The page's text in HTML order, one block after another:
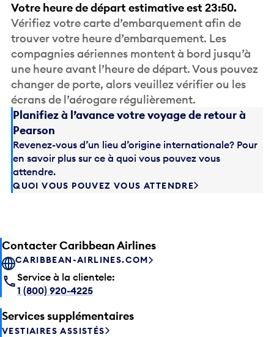
Votre heure de départ estimative est 23:50.
Vérifiez votre carte d’embarquement afin de
trouver votre heure d’embarquement. Les
compagnies aériennes montent à bord jusqu’à
une heure avant l’heure de départ. Vous pouvez
changer de porte, alors veuillez vérifier ou les
écrans de l’aérogare régulièrement.
Planifiez à l’avance votre voyage de retour à
Pearson
Revenez-vous d’un lieu d’origine internationale? Pour
en savoir plus sur ce à quoi vous pouvez vous
attendre.
QUOI VOUS POUVEZ VOUS ATTENDRE
Contacter Caribbean Airlines
CARIBBEAN-AIRLINES.COM
Service à la clientele:
1 (800) 920-4225
Services supplémentaires
VESTIAIRES ASSISTÉS